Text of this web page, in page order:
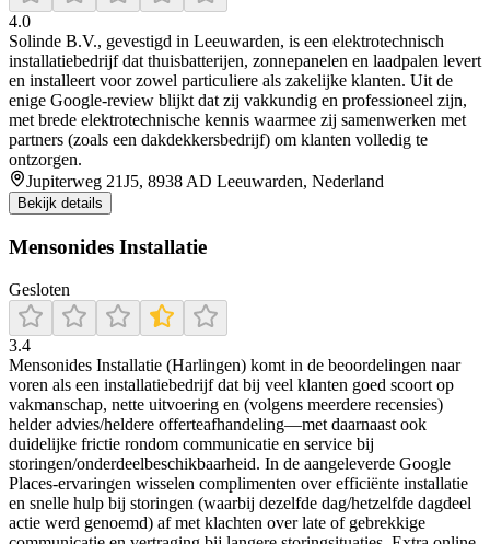
4.0
Solinde B.V., gevestigd in Leeuwarden, is een elektrotechnisch
installatiebedrijf dat thuisbatterijen, zonnepanelen en laadpalen levert
en installeert voor zowel particuliere als zakelijke klanten. Uit de
enige Google‑review blijkt dat zij vakkundig en professioneel zijn,
met brede elektrotechnische kennis waarmee zij samenwerken met
partners (zoals een dakdekkersbedrijf) om klanten volledig te
ontzorgen.
Jupiterweg 21J5, 8938 AD Leeuwarden, Nederland
Bekijk details
Mensonides Installatie
Gesloten
3.4
Mensonides Installatie (Harlingen) komt in de beoordelingen naar
voren als een installatiebedrijf dat bij veel klanten goed scoort op
vakmanschap, nette uitvoering en (volgens meerdere recensies)
helder advies/heldere offerteafhandeling—met daarnaast ook
duidelijke frictie rondom communicatie en service bij
storingen/onderdeelbeschikbaarheid. In de aangeleverde Google
Places-ervaringen wisselen complimenten over efficiënte installatie
en snelle hulp bij storingen (waarbij dezelfde dag/hetzelfde dagdeel
actie werd genoemd) af met klachten over late of gebrekkige